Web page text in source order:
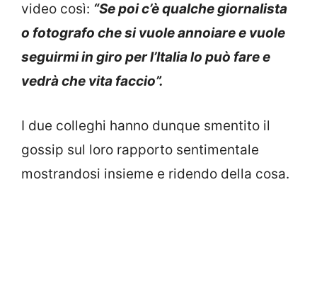
video così: “Se poi c’è qualche giornalista
o fotografo che si vuole annoiare e vuole
seguirmi in giro per l’Italia lo può fare e
vedrà che vita faccio”.
I due colleghi hanno dunque smentito il
gossip sul loro rapporto sentimentale
mostrandosi insieme e ridendo della cosa.